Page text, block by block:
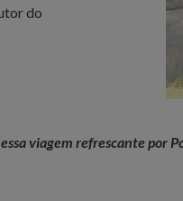
do
viagem refrescante por